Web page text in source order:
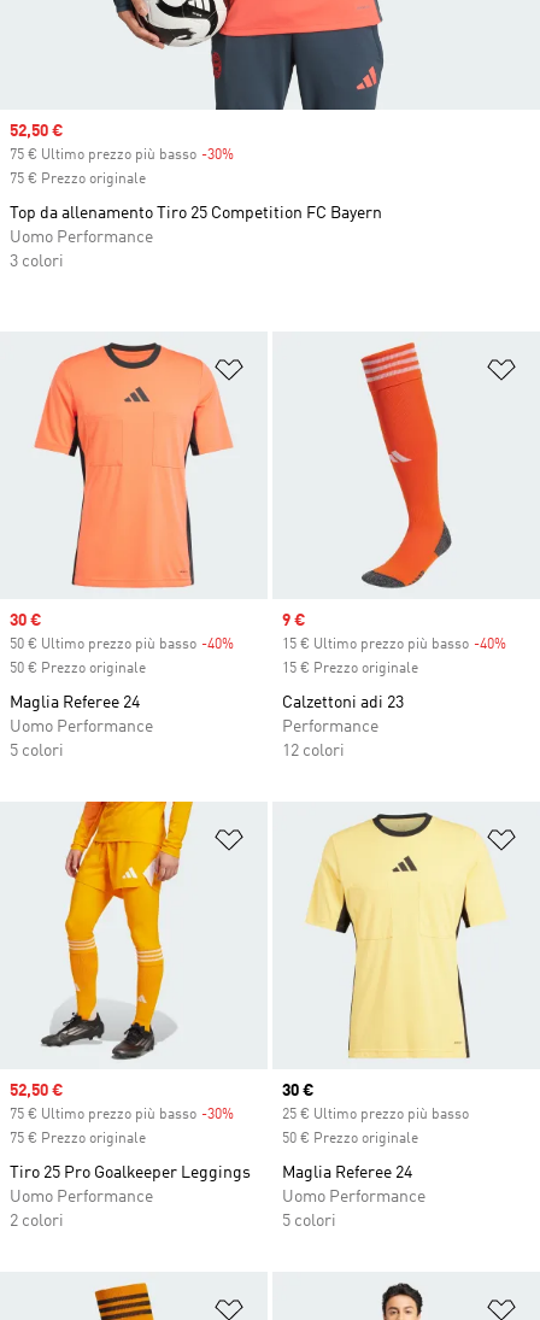
Aggiungi alla lista dei desideri
Sale price
30 €
50 € Ultimo prezzo più basso -40% Discount
50 € Prezzo originale
Maglia Referee 24
Uomo Performance
5 colori
Sale price
9 €
15 € Ultimo prezzo più basso -40%
15 € Prezzo originale
Calzettoni adi 23
Performance
12 colori
Aggiungi alla lista dei desideri
Sale price
52,50 €
75 € Ultimo prezzo più basso -30% Discount
75 € Prezzo originale
Tiro 25 Pro Goalkeeper Leggings
Uomo Performance
2 colori
Current price
30 €
25 € Ultimo prezzo più basso
50 € Prezzo originale
Maglia Referee 24
Uomo Performance
5 colori
Aggiungi alla lista dei desideri
Sale price
52,50 €
75 € Ultimo prezzo più basso -30%
75 € Prezzo originale
Top da allenamento Tiro 25 Competition FC Bayern
Uomo Performance
3 colori